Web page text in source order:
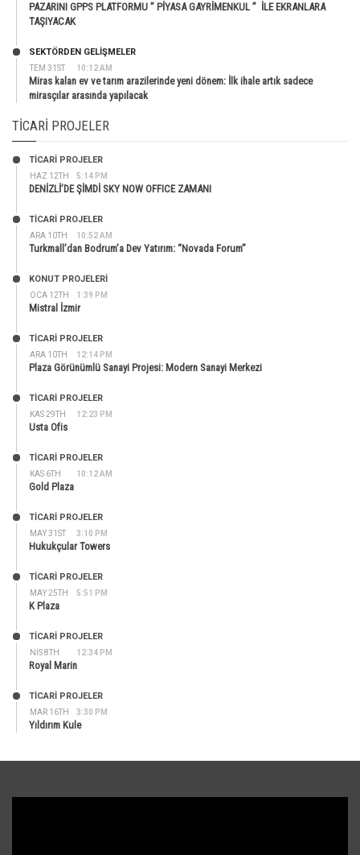
PAZARINI GPPS PLATFORMU ” PİYASA GAYRİMENKUL ” İLE EKRANLARA
TAŞIYACAK
TEM 31ST 10:12 AM
SEKTÖRDEN GELIŞMELER
Miras kalan ev ve tarım arazilerinde yeni dönem: İlk ihale artık sadece
mirasçılar arasında yapılacak
TICARI PROJELER
HAZ 12TH 5:14 PM
TİCARİ PROJELER
DENİZLİ’DE ŞİMDİ SKY NOW OFFICE ZAMANI
ARA 10TH 10:52 AM
TİCARİ PROJELER
Turkmall’dan Bodrum’a Dev Yatırım: “Novada Forum”
OCA 12TH 1:39 PM
KONUT PROJELERI
Mistral İzmir
ARA 10TH 12:14 PM
TİCARİ PROJELER
Plaza Görünümlü Sanayi Projesi: Modern Sanayi Merkezi
KAS 29TH 12:23 PM
TİCARİ PROJELER
Usta Ofis
KAS 6TH 10:12 AM
TİCARİ PROJELER
Gold Plaza
MAY 31ST 3:10 PM
TİCARİ PROJELER
Hukukçular Towers
MAY 25TH 5:51 PM
TİCARİ PROJELER
K Plaza
NIS 8TH 12:34 PM
TİCARİ PROJELER
Royal Marin
MAR 16TH 3:30 PM
TİCARİ PROJELER
Yıldırım Kule